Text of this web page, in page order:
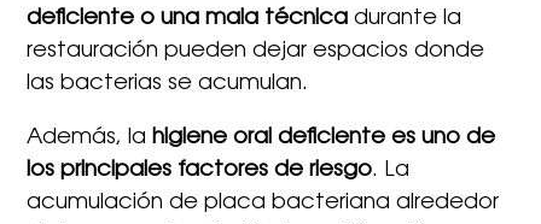
deficiente o una mala técnica durante la
restauración pueden dejar espacios donde
las bacterias se acumulan.
Además, lahigiene oral deficiente es uno de
los principales factores de riesgo. La
acumulación de placa bacteriana alrededor